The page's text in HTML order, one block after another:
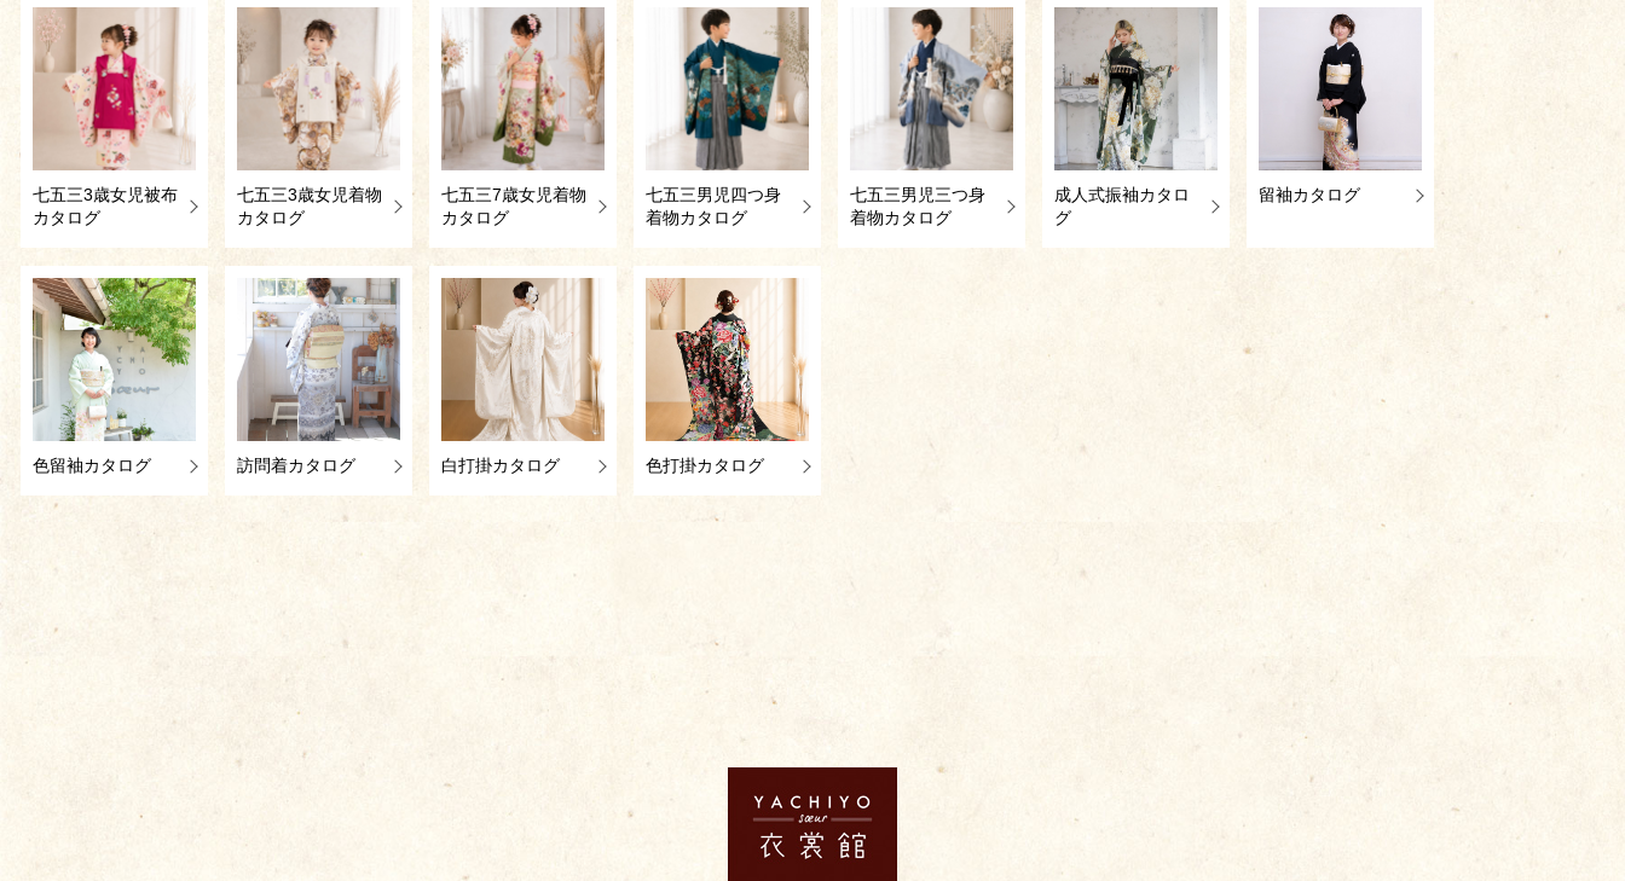
七五三3歳女児被布
カタログ
七五三3歳女児着物
カタログ
七五三7歳女児着物
カタログ
七五三男児四つ身
着物カタログ
七五三男児三つ身
着物カタログ
成人式振袖カタロ
グ
留袖カタログ
色留袖カタログ 訪問着カタログ 白打掛カタログ 色打掛カタログ